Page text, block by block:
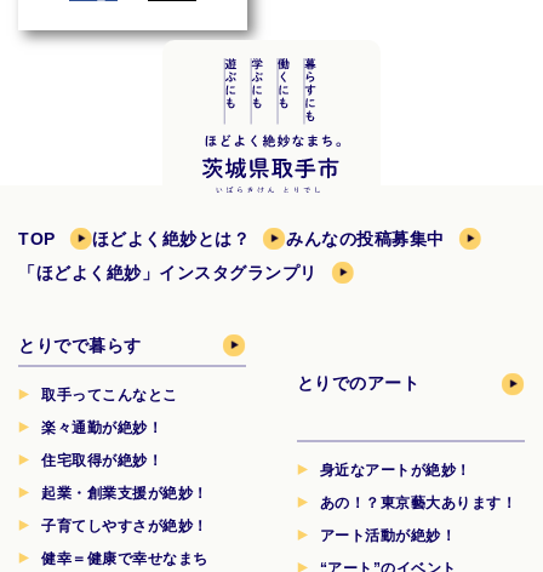
TOP ほどよく絶妙とは？
みんなの投稿募集中
「ほどよく絶妙」インスタグランプリ
とりでで暮らす
取手ってこんなとこ
楽々通勤が絶妙！
住宅取得が絶妙！
起業・創業支援が絶妙！
子育てしやすさが絶妙！
健幸＝健康で幸せなまち
とりでのアート
身近なアートが絶妙！
あの！？東京藝大あります！
アート活動が絶妙！
“アート”のイベント